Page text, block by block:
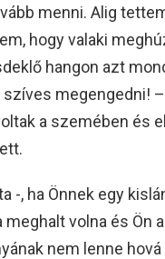
menni. Alig
hogy valaki
hangon azt
szíves megengedni!
a szemében és
-, ha Önnek egy
meghalt volna és Ön
nem lenne